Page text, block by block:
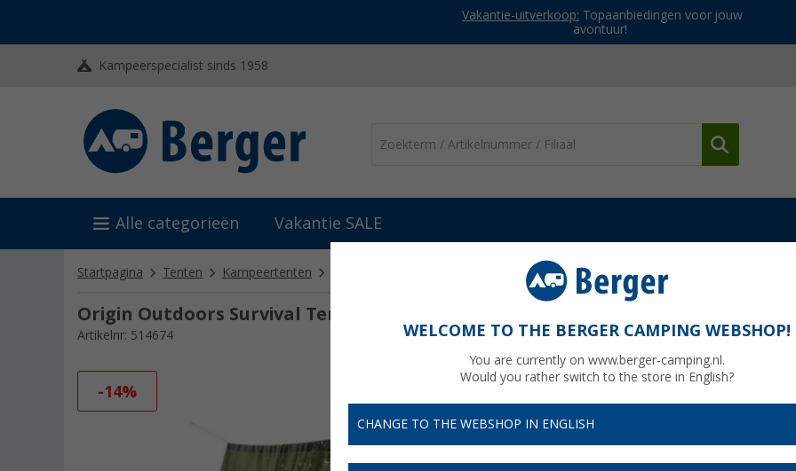
Vakantie-uitverkoop: Topaanbiedingen voor jouw
avontuur!
Kampeerspecialist sinds 1958
Alle categorieën Vakantie SALE
Startpagina Tenten Kampeertenten Origin Outdoors Survival Tent
Origin Outdoors Survival Tent
Artikelnr: 514674
-14%
€
WELCOME TO THE BERGER CAMPING WEBSHOP!
You are currently on www.berger-camping.nl.
Would you rather switch to the store in English?
CHANGE TO THE WEBSHOP IN ENGLISH